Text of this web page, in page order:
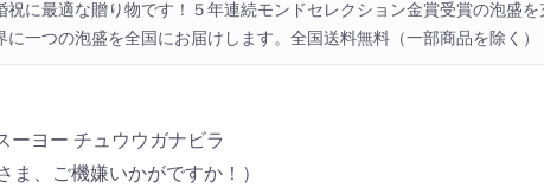
に最適な贈り物です！５年連続モンドセレクション金賞受賞の泡盛を
一つの泡盛を全国にお届けします。全国送料無料（一部商品を除く）
ーヨー チュウウガナビラ
ま、ご機嫌いかがですか！）